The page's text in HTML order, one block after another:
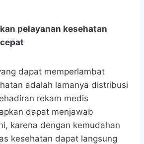
pelayanan kesehatan
dapat memperlambat
adalah lamanya distribusi
rekam medis
dapat menjawab
karena dengan kemudahan
kesehatan dapat langsung